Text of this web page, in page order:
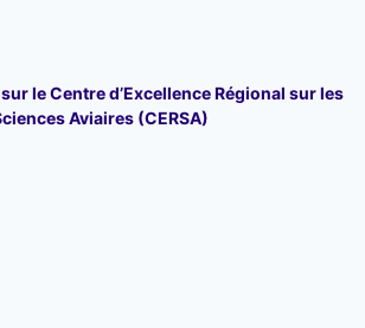
le Centre d’Excellence Régional sur les
Aviaires (CERSA)